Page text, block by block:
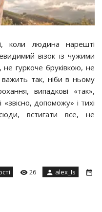
коли людина нарешті
візок із чужими
не гуркоче бруківкою, не
важить так, ніби в ньому
випадкові «так»,
допоможу» і тихі
встигати все, не
26
alex_Is